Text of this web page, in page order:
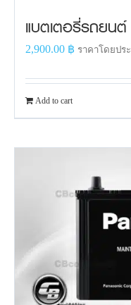
แบตเตอรี่รถยน
2,900.00 ฿ ราคาโดยปร
Add to cart